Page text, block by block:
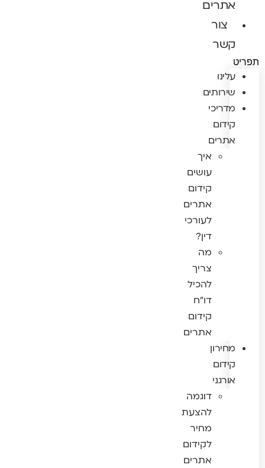
אתרים
צור
קשר
תפריט
עלינו
שירותים
מדריכי
קידום
אתרים
איך
עושים
קידום
אתרים
לעורכי
דין?
מה
צריך
להכיל
דו"ח
קידום
אתרים
מחירון
קידום
אורגני
דוגמה
להצעת
מחיר
לקידום
אתרים